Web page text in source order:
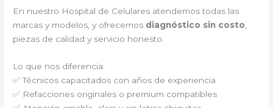
En nuestro Hospital de Celulares atendemos todas las
marcas y modelos, y ofrecemos diagnóstico sin costo,
piezas de calidad y servicio honesto.
Lo que nos diferencia:
✅ Técnicos capacitados con años de experiencia
✅ Refacciones originales o premium compatibles